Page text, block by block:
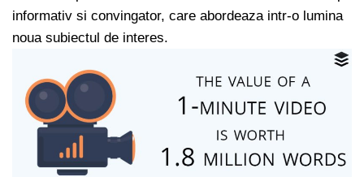
informativ si convingator, care abordeaza intr-o lumina
noua subiectul de interes.